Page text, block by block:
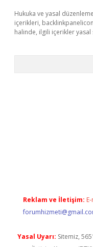
Hukuka ve yasal
içerikleri,
halinde, ilgili içerikler yasal
Reklam ve İletişim:
Yasal Uyarı: Sitemiz,